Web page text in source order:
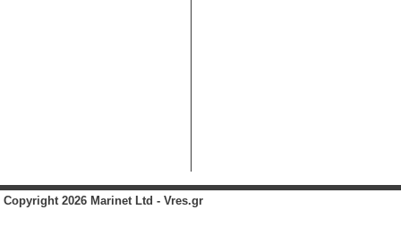
Copyright 2026 Marinet Ltd - Vres.gr